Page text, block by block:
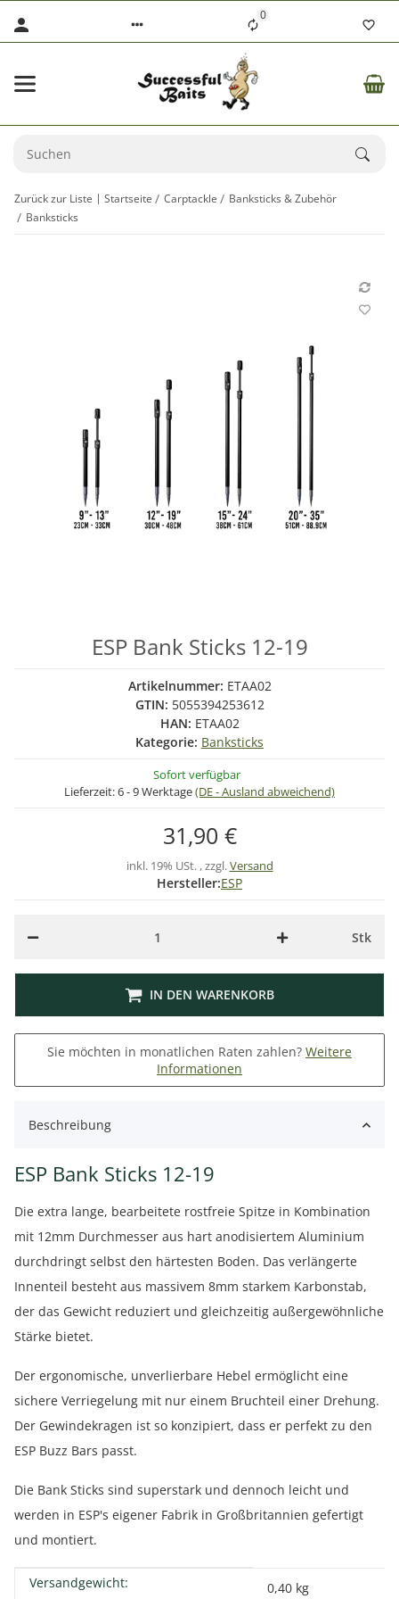
0
Zurück zur Liste Startseite Carptackle
Banksticks & Zubehör
Banksticks
ESP Bank Sticks 12-19
Artikelnummer: ETAA02
GTIN: 5055394253612
HAN: ETAA02
Kategorie: Banksticks
Sofort verfügbar
Lieferzeit:6 - 9 Werktage(DE - Ausland abweichend)
31,90 €
inkl. 19% USt. , zzgl.Versand
Hersteller:ESP
Stk
IN DEN WARENKORB
Sie möchten in monatlichen Raten zahlen? Weitere
Informationen
Beschreibung
ESP Bank Sticks 12-19
Die extra lange, bearbeitete rostfreie Spitze in Kombination
mit 12mm Durchmesser aus hart anodisiertem Aluminium
durchdringt selbst den härtesten Boden. Das verlängerte
Innenteil besteht aus massivem 8mm starkem Karbonstab,
der das Gewicht reduziert und gleichzeitig außergewöhnliche
Stärke bietet.
Der ergonomische, unverlierbare Hebel ermöglicht eine
sichere Verriegelung mit nur einem Bruchteil einer Drehung.
Der Gewindekragen ist so konzipiert, dass er perfekt zu den
ESP Buzz Bars passt.
Die Bank Sticks sind superstark und dennoch leicht und
werden in ESP's eigener Fabrik in Großbritannien gefertigt
und montiert.
Produkteigenschaft
Wert
Versandgewicht: 0,40 kg